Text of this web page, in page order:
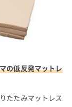
の低反発マットレ
たたみマットレス